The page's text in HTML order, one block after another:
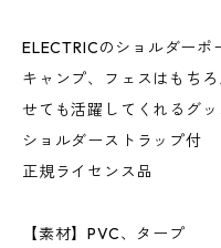
ELECTRICのショルダーポ
キャンプ、フェスはもち
せても活躍してくれるグッ
ショルダーストラップ付
正規ライセンス品
【素材】PVC、タープ